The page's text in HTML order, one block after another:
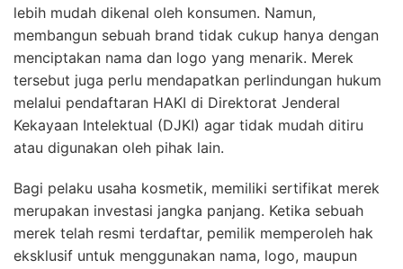
lebih mudah dikenal oleh konsumen. Namun,
membangun sebuah brand tidak cukup hanya dengan
menciptakan nama dan logo yang menarik. Merek
tersebut juga perlu mendapatkan perlindungan hukum
melalui pendaftaran HAKI di Direktorat Jenderal
Kekayaan Intelektual (DJKI) agar tidak mudah ditiru
atau digunakan oleh pihak lain.
Bagi pelaku usaha kosmetik, memiliki sertifikat merek
merupakan investasi jangka panjang. Ketika sebuah
merek telah resmi terdaftar, pemilik memperoleh hak
eksklusif untuk menggunakan nama, logo, maupun